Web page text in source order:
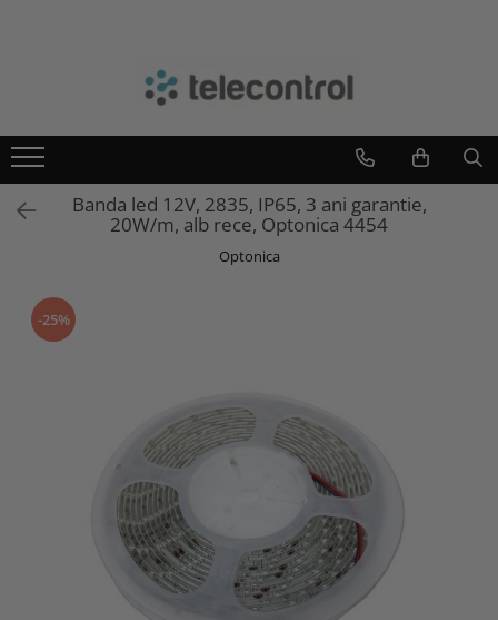
Teletask
IntelightBanda led 12V, 2835, IP65, 3 ani garantie,
20W/m, alb rece, Optonica 4454
Optonica
-25%